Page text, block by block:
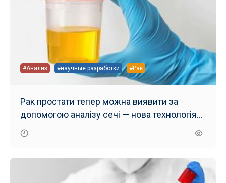
#Анализ #научные разработки #Рак
Рак простати тепер можна виявити за
допомогою аналізу сечі — нова технологія
діагностики